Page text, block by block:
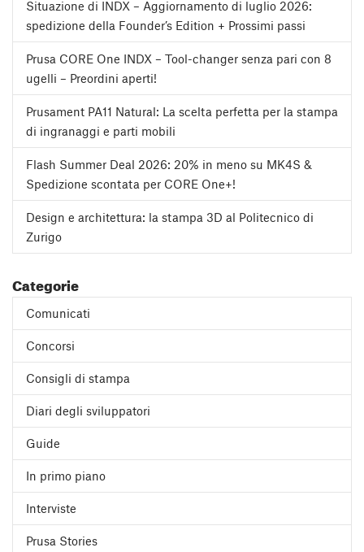
Situazione di INDX – Aggiornamento di luglio 2026:
spedizione della Founder’s Edition + Prossimi passi
Prusa CORE One INDX – Tool-changer senza pari con 8
ugelli – Preordini aperti!
Prusament PA11 Natural: La scelta perfetta per la stampa
di ingranaggi e parti mobili
Flash Summer Deal 2026: 20% in meno su MK4S &
Spedizione scontata per CORE One+!
Design e architettura: la stampa 3D al Politecnico di
Zurigo
Categorie
Comunicati
Concorsi
Consigli di stampa
Diari degli sviluppatori
Guide
In primo piano
Interviste
Prusa Stories